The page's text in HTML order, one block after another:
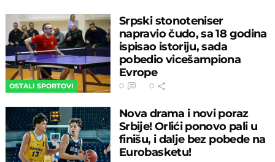
OSTALI SPORTOVI
Srpski stonoteniser
napravio čudo, sa 18 godina
ispisao istoriju, sada
pobedio vicešampiona
Evrope
0 0
Nova drama i novi poraz
Srbije! Orlići ponovo pali u
finišu, i dalje bez pobede na
Eurobasketu!